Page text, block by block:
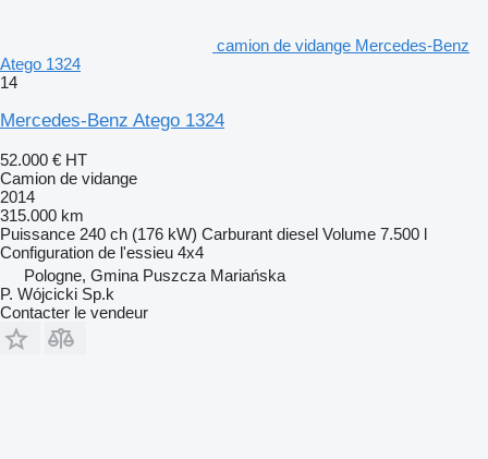
camion de vidange Mercedes-Benz
Atego 1324
14
Mercedes-Benz Atego 1324
52.000 € HT
Camion de vidange
2014
315.000 km
Puissance 240 ch (176 kW) Carburant diesel Volume 7.500 l
Configuration de l'essieu 4x4
Pologne, Gmina Puszcza Mariańska
P. Wójcicki Sp.k
Contacter le vendeur